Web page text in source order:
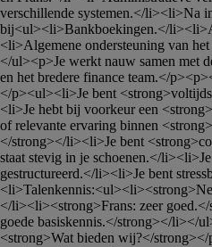
verschillende systemen.</li><li>Na
bij<ul><li>Bankboekingen.</
<li>Algemene ondersteuning van
</ul><p>Je werkt nauw samen met
en het bredere finance team.</
</p><ul><li>Je bent
<li>Je hebt bij voorkeur een
of relevante ervaring binnen
</strong></li><li>Je bent
staat stevig in je schoenen.</
gestructureerd.</li><li>Je bent
</li><li><strong>Frans: zeer
goede basiskennis.</strong></li></
<strong>Wat bieden wij?</